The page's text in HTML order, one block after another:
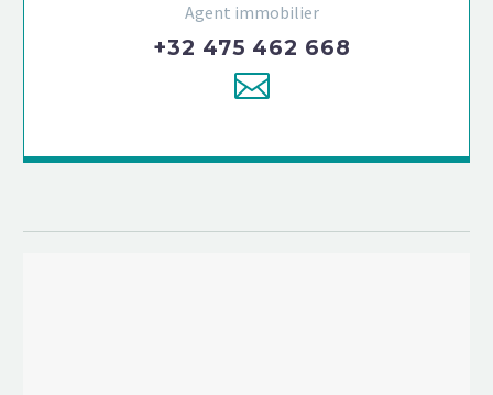
Agent immobilier
+32 475 462 668